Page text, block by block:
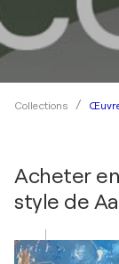
Collections
Acheter
style de